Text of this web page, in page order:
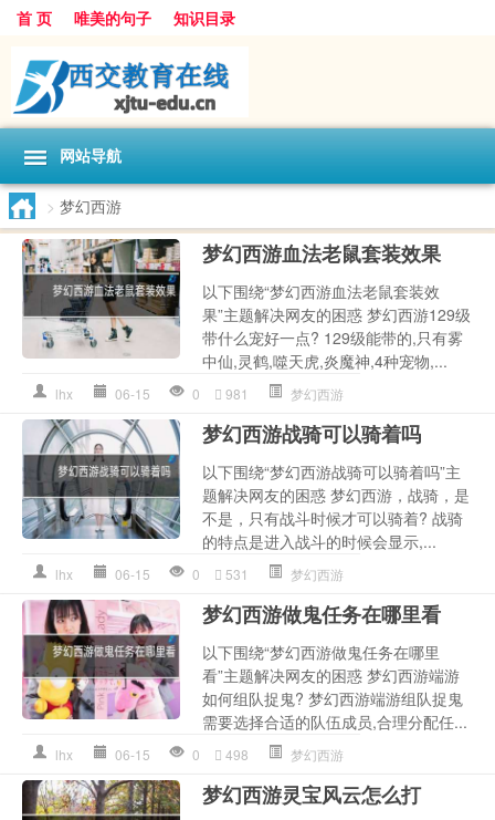
首 页 唯美的句子 知识目录
网站导航
> 梦幻西游
梦幻西游血法老鼠套装效果
以下围绕“梦幻西游血法老鼠套装效
果”主题解决网友的困惑 梦幻西游129级
带什么宠好一点? 129级能带的,只有雾
中仙,灵鹤,噬天虎,炎魔神,4种宠物,...
lhx 06-15 0 981 梦幻西游
梦幻西游战骑可以骑着吗
以下围绕“梦幻西游战骑可以骑着吗”主
题解决网友的困惑 梦幻西游，战骑，是
不是，只有战斗时候才可以骑着? 战骑
的特点是进入战斗的时候会显示,...
lhx 06-15 0 531 梦幻西游
梦幻西游做鬼任务在哪里看
以下围绕“梦幻西游做鬼任务在哪里
看”主题解决网友的困惑 梦幻西游端游
如何组队捉鬼? 梦幻西游端游组队捉鬼
需要选择合适的队伍成员,合理分配任...
lhx 06-15 0 498 梦幻西游
梦幻西游灵宝风云怎么打